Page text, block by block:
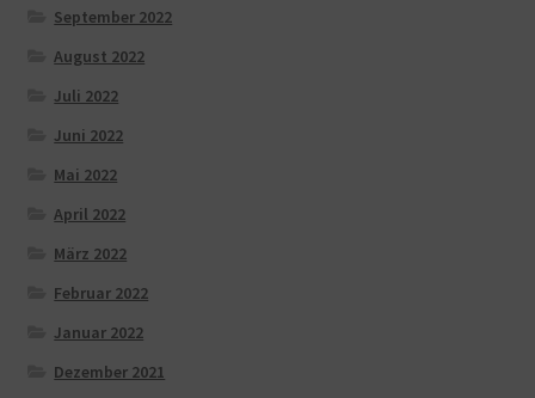
September 2022
August 2022
Juli 2022
Juni 2022
Mai 2022
April 2022
März 2022
Februar 2022
Januar 2022
Dezember 2021